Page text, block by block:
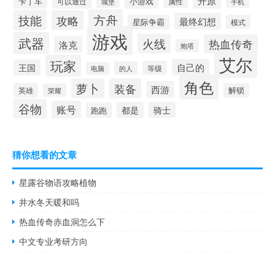
技能 攻略 方舟 星际争霸 最终幻想 模式
武器 洛克 游戏 火线 炮塔 热血传奇
王国 玩家 电脑 的人 等级 自己的 艾尔
英雄 荣耀 萝卜 装备 西游 角色 解锁
谷物 账号 跑跑 都是 骑士
猜你想看的文章
星露谷物语攻略植物
井水冬天暖和吗
热血传奇赤血洞怎么下
中文专业考研方向